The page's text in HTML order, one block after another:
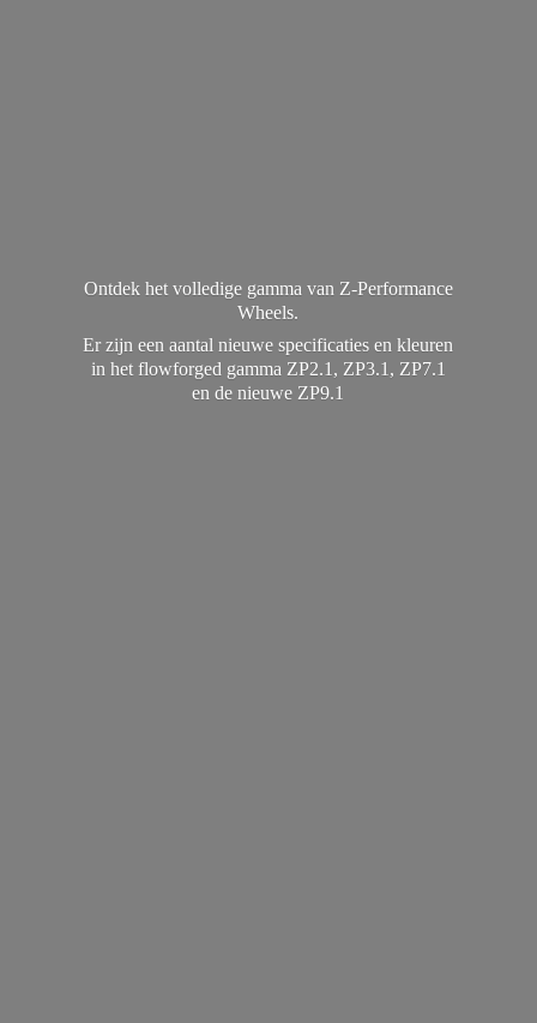
Ontdek het volledige gamma van Z-Performance
Wheels.
Er zijn een aantal nieuwe specificaties en kleuren
in het flowforged gamma ZP2.1, ZP3.1, ZP7.1
en denieuwe ZP9.1